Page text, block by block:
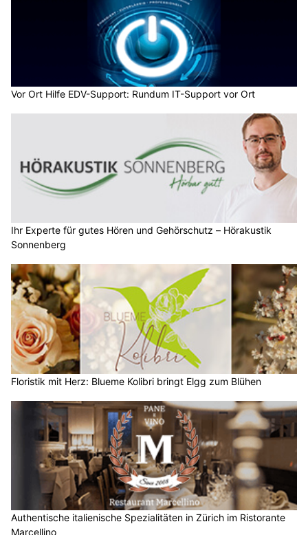
Vor Ort Hilfe EDV-Support: Rundum IT-Support vor Ort
Ihr Experte für gutes Hören und Gehörschutz – Hörakustik
Sonnenberg
Floristik mit Herz: Blueme Kolibri bringt Elgg zum Blühen
Authentische italienische Spezialitäten in Zürich im Ristorante
Marcellino